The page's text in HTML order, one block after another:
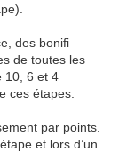
des bonifi
de toutes les
10, 6 et 4
ces étapes.
par points.
et lors d’un